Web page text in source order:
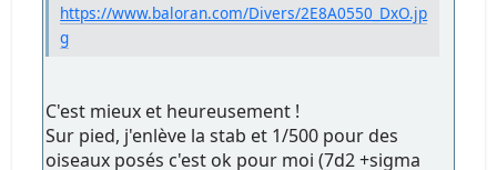
https://www.baloran.com/Divers/2E8A0550_DxO.jp
g
C'est mieux et heureusement !
Sur pied, j'enlève la stab et 1/500 pour des
oiseaux posés c'est ok pour moi (7d2 +sigma